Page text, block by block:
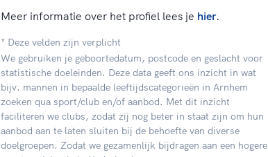
Meer informatie over het profiel lees je hier.
* Deze velden zijn verplicht
We gebruiken je geboortedatum, postcode en geslacht voor
statistische doeleinden. Deze data geeft ons inzicht in wat
bijv. mannen in bepaalde leeftijdscategorieën in Arnhem
zoeken qua sport/club en/of aanbod. Met dit inzicht
faciliteren we clubs, zodat zij nog beter in staat zijn om hun
aanbod aan te laten sluiten bij de behoefte van diverse
doelgroepen. Zodat we gezamenlijk bijdragen aan een hogere